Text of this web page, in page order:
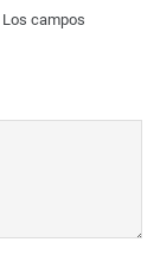
Los campos